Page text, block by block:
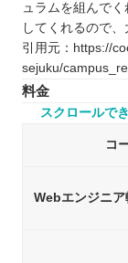
ュラムを組んで
してくれるので
引用元：https://
sejuku/
料金
スクロールで
コ
Webエンジニ